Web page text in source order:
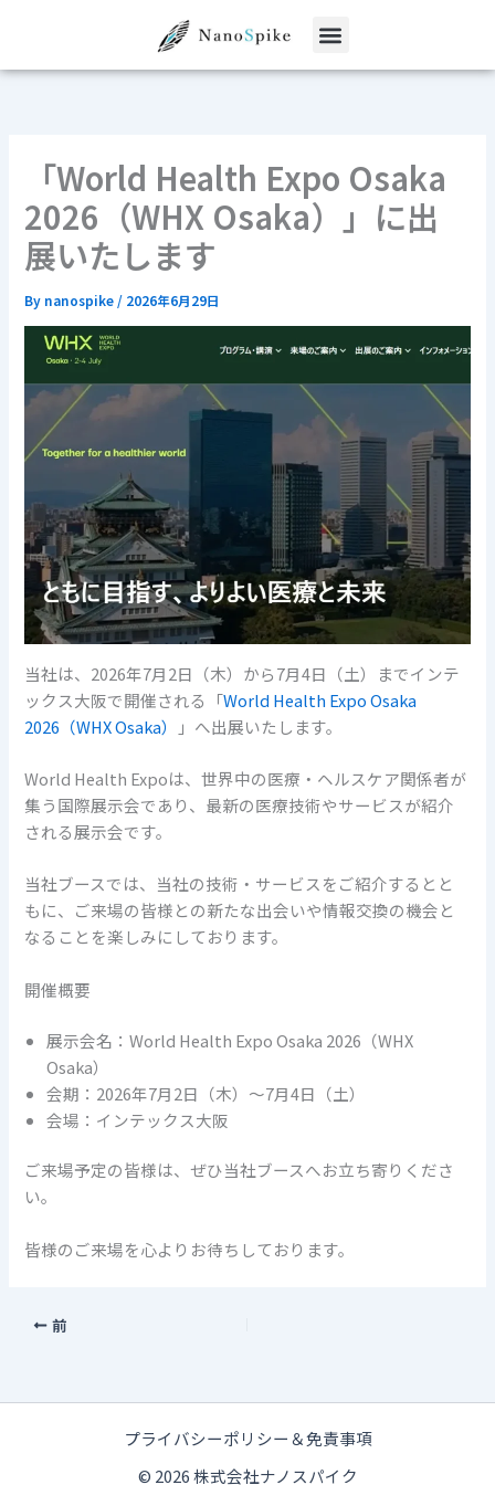
を
「World Health Expo Osaka
2026（WHX Osaka）」に出
展いたします
By nanospike / 2026年6月29日
当社は、2026年7月2日（木）から7月4日（土）までインテ
ックス大阪で開催される「World Health Expo Osaka
2026（WHX Osaka）
」へ出展いたします。
World Health Expoは、世界中の医療・ヘルスケア関係者が
集う国際展示会であり、最新の医療技術やサービスが紹介
される展示会です。
当社ブースでは、当社の技術・サービスをご紹介するとと
もに、ご来場の皆様との新たな出会いや情報交換の機会と
なることを楽しみにしております。
開催概要
展示会名：World Health Expo Osaka 2026（WHX
Osaka）
会期：2026年7月2日（木）～7月4日（土）
会場：インテックス大阪
ご来場予定の皆様は、ぜひ当社ブースへお立ち寄りくださ
い。
皆様のご来場を心よりお待ちしております。
前
プライバシーポリシー＆免責事項
© 2026 株式会社ナノスパイク